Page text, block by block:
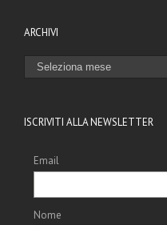
ARCHIVI
ARCHIVI
ISCRIVITI ALLA NEWSLETTER
Email
Nome